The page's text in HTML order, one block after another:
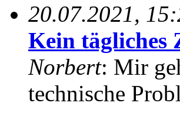
20.07.2021,
Kein tägliches
Norbert: Mir
technische